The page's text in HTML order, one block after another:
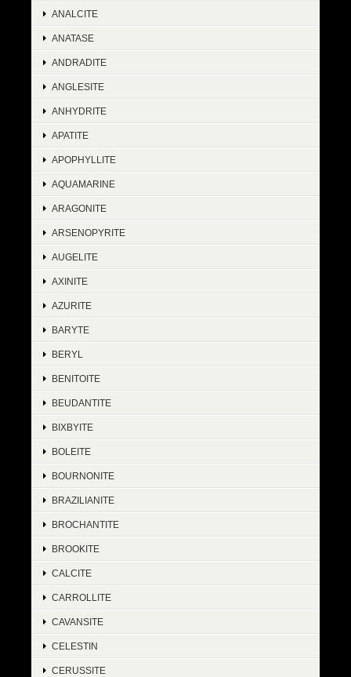
ANALCITE
ANATASE
ANDRADITE
ANGLESITE
ANHYDRITE
APATITE
APOPHYLLITE
AQUAMARINE
ARAGONITE
ARSENOPYRITE
AUGELITE
AXINITE
AZURITE
BARYTE
BERYL
BENITOITE
BEUDANTITE
BIXBYITE
BOLEITE
BOURNONITE
BRAZILIANITE
BROCHANTITE
BROOKITE
CALCITE
CARROLLITE
CAVANSITE
CELESTIN
CERUSSITE